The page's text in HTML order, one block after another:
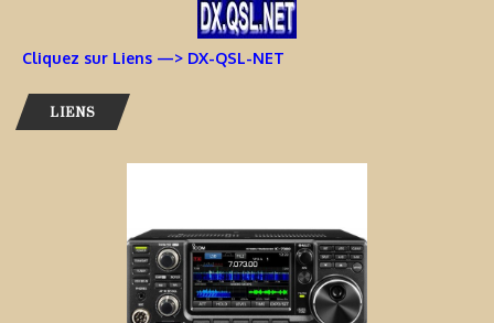
Cliquez sur Liens —> DX-QSL-NET
LIENS